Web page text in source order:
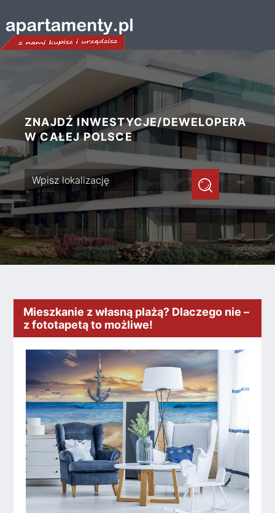
ZNAJDŹ INWESTYCJE/DEWELOPERA
W CAŁEJ POLSCE
Mieszkanie z własną plażą? Dlaczego nie –
z fototapetą to możliwe!